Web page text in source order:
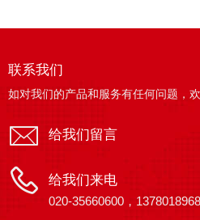
联系我们
如对我们的产品和服务有任何问题，
给我们留言
给我们来电
020-35660600，